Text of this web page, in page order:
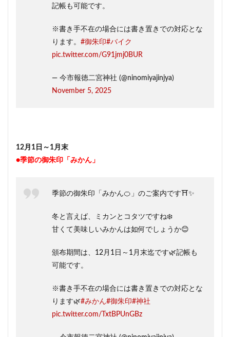
記帳も可能です。
※書き手不在の場合には書き置きでの対応とな
ります。 #御朱印#バイク
pic.twitter.com/G91jmj0BUR
— 今市報徳二宮神社 (@ninomiyajinjya)
November 5, 2025
12月1日～1月末
●季節の御朱印「みかん」
季節の御朱印「みかん🍊」のご案内です⛩️✨
冬と言えば、ミカンとコタツですね❄️
甘くて美味しいみかんは如何でしょうか😊
頒布期間は、12月1日～1月末迄です🌿記帳も
可能です。
※書き手不在の場合には書き置きでの対応とな
ります🌿#みかん#御朱印#神社
pic.twitter.com/TxtBPUnGBz